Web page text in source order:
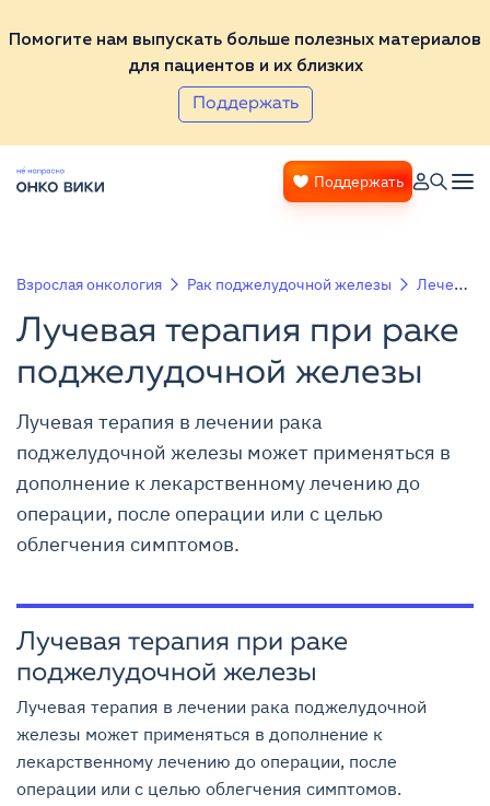
Помогите нам выпускать больше полезных материалов
для пациентов и их близких
Поддержать
Поддержать
Взрослая онкология Рак поджелудочной железы Лечение рака поджелудочной железы
Лучевая терапия при раке
поджелудочной железы
Лучевая терапия в лечении рака
поджелудочной железы может применяться в
дополнение к лекарственному лечению до
операции, после операции или с целью
облегчения симптомов.
Лучевая терапия при раке
поджелудочной железы
Лучевая терапия в лечении рака поджелудочной
железы может применяться в дополнение к
лекарственному лечению до операции, после
операции или с целью облегчения симптомов.